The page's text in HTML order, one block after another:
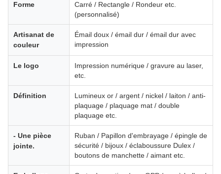
Forme
Carré / Rectangle / Rondeur etc.
(personnalisé)
Artisanat de
couleur
Émail doux / émail dur / émail dur avec
impression
Le logo
Impression numérique / gravure au laser,
etc.
Définition
Lumineux or / argent / nickel / laiton / anti-
plaquage / plaquage mat / double
plaquage etc.
- Une pièce
jointe.
Ruban / Papillon d'embrayage / épingle de
sécurité / bijoux / éclaboussure Dulex /
boutons de manchette / aimant etc.